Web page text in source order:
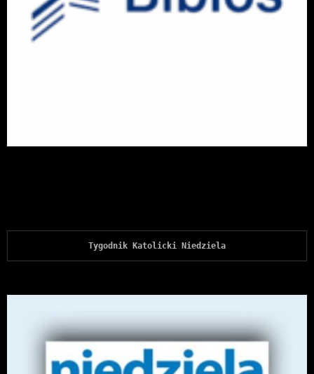
Tygodnik Katolicki Niedziela